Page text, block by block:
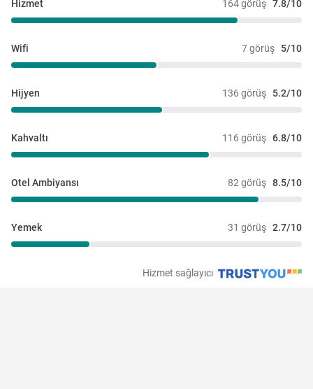
164 görüş 7.8/10
Hizmet
7 görüş 5/10
Wifi
136 görüş 5.2/10
Hijyen
116 görüş 6.8/10
Kahvaltı
82 görüş 8.5/10
Otel Ambiyansı
31 görüş 2.7/10
Yemek
Hizmet sağlayıcı